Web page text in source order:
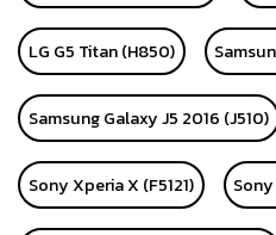
LG G5 Titan (H850)
Samsung Galaxy J5 2016 (J510)
Sony Xperia X (F5121)